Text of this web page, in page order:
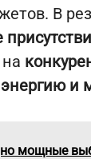
В
и
мощные